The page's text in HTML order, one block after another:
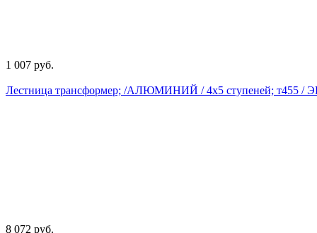
1 007 руб.
Лестница трансформер; /АЛЮМИНИЙ / 4х5 ступеней; т455 /
8 072 руб.